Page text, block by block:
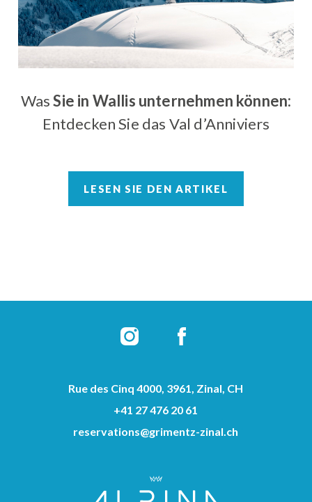
WasSie in Wallis unternehmen können:
Entdecken Sie das Val d’Anniviers
LESEN SIE DEN ARTIKEL
Rue des Cinq 4000, 3961, Zinal, CH
+41 27 476 20 61
reservations@grimentz-zinal.ch